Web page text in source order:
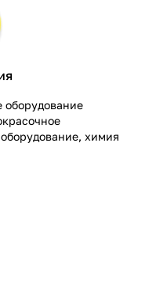
оборудование
химия